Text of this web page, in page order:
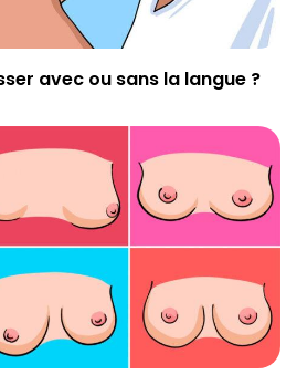
avec ou sans la langue ?